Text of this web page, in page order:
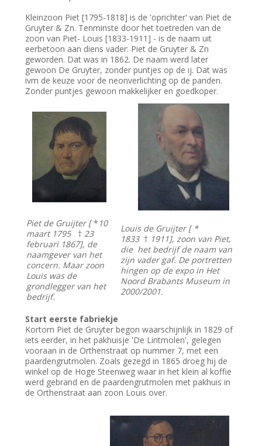
Kleinzoon Piet [1795-1818] is de 'oprichter' van Piet de
Gruyter & Zn. Tenminste door het toetreden van de
zoon van Piet- Louis [1833-1911] - is de naam uit
eerbetoon aan diens vader: Piet de Gruyter & Zn
geworden. Dat was in 1862. De naam werd later
gewoon De Gruyter, zonder puntjes op de ij. Dat was
ivm de keuze voor de neonverlichting op de panden.
Zonder puntjes gewoon makkelijker en goedkoper.
Piet de Gruijter [* 10
maart 1795 †23
februari 1867], de
naamgever van het
concern. Maar zoon
Louis was de
grondlegger van het
bedrijf.
Louis de Gruijter [ *
1833 † 1911], zoon van Piet,
die het bedrijf de naam van
zijn vader gaf. De portretten
hingen op de expo in Het
Noord Brabants Museum in
2000/2001.
Start eerste fabriekje
Kortom Piet de Gruyter begon waarschijnlijk in 1829 of
iets eerder, in het pakhuisje 'De Lintmolen', gelegen
vooraan in de Orthenstraat op nummer 7, met een
paardengrutmolen. Zoals gezegd in 1865 droeg hij de
winkel op de Hoge Steenweg waar in het klein al koffie
werd gebrand en de paardengrutmolen met pakhuis in
de Orthenstraat aan zoon Louis over.